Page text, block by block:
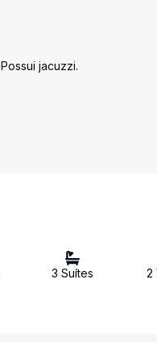
jacuzzi.
3 Suítes 2